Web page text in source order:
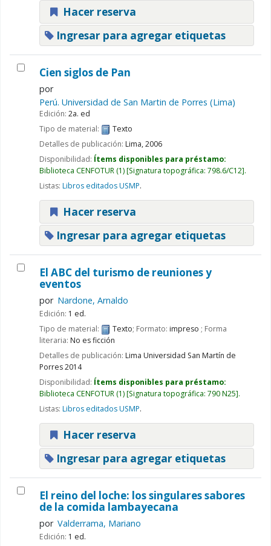
Hacer reserva
Ingresar para agregar etiquetas
Cien siglos de Pan
por
Perú. Universidad de San Martin de Porres (Lima)
Edición: 2a. ed
Tipo de material:
Texto
Detalles de publicación: Lima,2006
Disponibilidad: Ítems disponibles para préstamo:
Biblioteca CENFOTUR (1) Signatura topográfica: 798.6/C12 .
Listas: Libros editados USMP.
Hacer reserva
Ingresar para agregar etiquetas
El ABC del turismo de reuniones y
eventos
por Nardone, Arnaldo
Edición: 1 ed.
Tipo de material:
Texto; Formato: impreso ; Forma
literaria: No es ficción
Detalles de publicación: Lima Universidad San Martín de
Porres2014
Disponibilidad: Ítems disponibles para préstamo:
Biblioteca CENFOTUR (1) Signatura topográfica: 790 N25 .
Listas: Libros editados USMP.
Hacer reserva
Ingresar para agregar etiquetas
El reino del loche: los singulares sabores
de la comida lambayecana
por Valderrama, Mariano
Edición: 1 ed.